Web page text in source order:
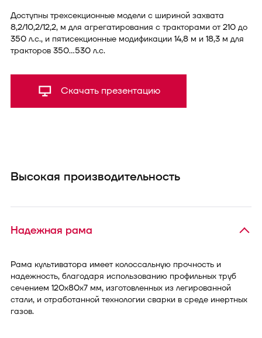
Доступны трехсекционные модели с шириной захвата
8,2/10,2/12,2, м для агрегатирования с тракторами от 210 до
350 л.с., и пятисекционные модификации 14,8 м и 18,3 м для
тракторов 350…530 л.с.
Скачать презентацию
Высокая производительность
Надежная рама
Рама культиватора имеет колоссальную прочность и
надежность, благодаря использованию профильных труб
сечением 120х80х7 мм, изготовленных из легированной
стали, и отработанной технологии сварки в среде инертных
газов.